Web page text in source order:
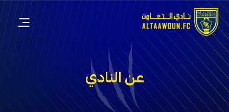
عن النادي